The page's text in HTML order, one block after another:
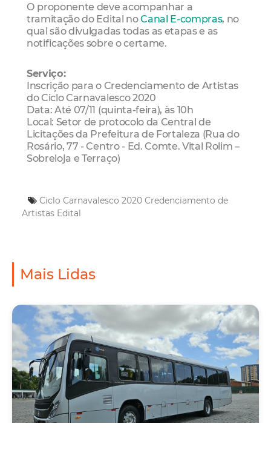
O proponente deve acompanhar a
tramitação do Edital noCanal E-compras, no
qual são divulgadas todas as etapas e as
notificações sobre o certame.
Serviço:
Inscrição para o Credenciamento de Artistas
do Ciclo Carnavalesco 2020
Data: Até 07/11 (quinta-feira), às 10h
Local: Setor de protocolo da Central de
Licitações da Prefeitura de Fortaleza (Rua do
Rosário, 77 - Centro - Ed. Comte. Vital Rolim –
Sobreloja e Terraço)
Ciclo Carnavalesco 2020 Credenciamento de
Artistas Edital
Mais Lidas